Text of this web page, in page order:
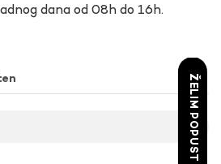
dana od 08h do 16h.
ŽELIM POPUST